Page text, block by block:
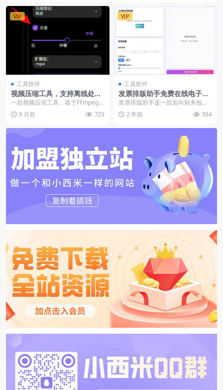
VIP
工具软件
视频压缩工具，支持离线处
理，不损坏视频画质
一款视频压缩工具，基于FFmpeg开
发，支持离线处理，已在github上
开源，解...
9 月前 729
VIP
工具软件
发票排版助手免费在线电子发
票合并工具【在线工具】
发票排版助手是一款面向财务报销
人员的免费在线电子发票合并工
具，可快速合并电子发票...
2 年前 934